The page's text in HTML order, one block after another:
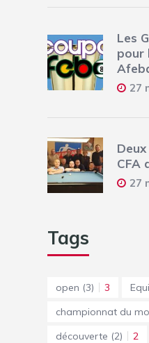
Les
pour
27
CFA
27
Tags
open (3) 3
championnat du
découverte (2) 2